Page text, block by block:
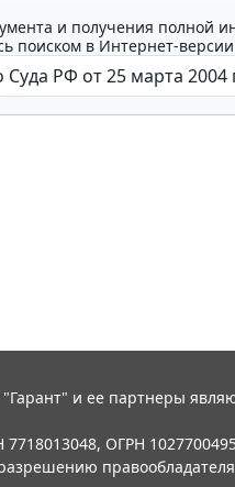
и получения
поиском в Интернет-
и ее партнеры
ОГРН